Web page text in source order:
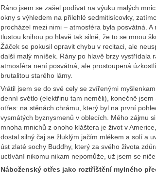
Ráno jsem se zašel podívat na výuku malých
okny s výhledem na přilehlé sedmitisícovky,
procházel mezi nimi – atmosféra byla posvátná.
tlustou knihou po hlavě tak silně, že to se mnou
Žáček se pokusil opravit chybu v recitaci, ale
další malý mníšek. Rány po hlavě brzy vystřídala
atmosféra není posvátná, ale prostoupená
brutalitou starého lámy.
Vrátil jsem se do své cely se zvířenými
denní světlo (elektřinu tam neměli), konečně
otřes: na stěnách chrámu, který byl na první
vysmátých byznysmenů v oblecích. Mého zájmu
mnoha mnichů z onoho kláštera je život v
dostal silný čaj se žluklým jačím mlékem a solí a
úst zlaté sochy Buddhy, který za svého života
uctívání nikomu nikam nepomůže, už jsem se
Náboženský otřes jako roztříštění mylného